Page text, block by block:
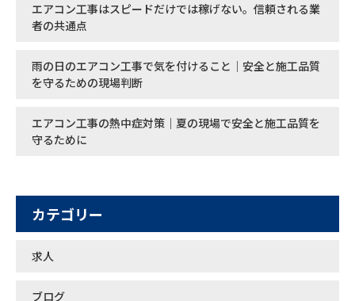
エアコン工事はスピードだけでは稼げない。信頼される業
者の共通点
雨の日のエアコン工事で気を付けること｜安全と施工品質
を守るための現場判断
エアコン工事の熱中症対策｜夏の現場で安全と施工品質を
守るために
カテゴリー
求人
ブログ